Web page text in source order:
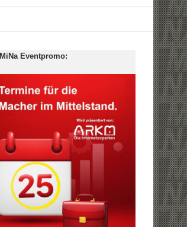
MiNa Eventpromo: